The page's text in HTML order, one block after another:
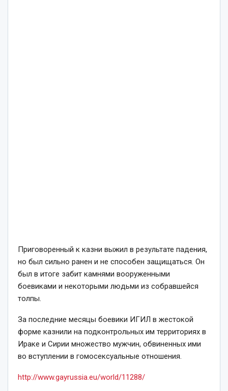
Приговоренный к казни выжил в результате падения,
но был сильно ранен и не способен защищаться. Он
был в итоге забит камнями вооруженными
боевиками и некоторыми людьми из собравшейся
толпы.
За последние месяцы боевики ИГИЛ в жестокой
форме казнили на подконтрольных им территориях в
Ираке и Сирии множество мужчин, обвиненных ими
во вступлении в гомосексуальные отношения.
http://www.gayrussia.eu/world/11288/